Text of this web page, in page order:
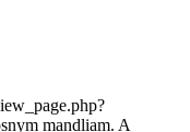
mandliam. A